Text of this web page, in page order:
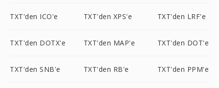
TXT'den ICO'e TXT'den XPS'e TXT'den LRF'e
TXT'den DOTX'e TXT'den MAP'e TXT'den DOT'e
TXT'den SNB'e TXT'den RB'e TXT'den PPM'e